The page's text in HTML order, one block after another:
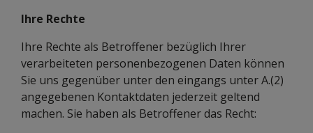
Ihre Rechte
Ihre Rechte als Betroffener bezüglich Ihrer
verarbeiteten personenbezogenen Daten können
Sie uns gegenüber unter den eingangs unter A.(2)
angegebenen Kontaktdaten jederzeit geltend
machen. Sie haben als Betroffener das Recht: